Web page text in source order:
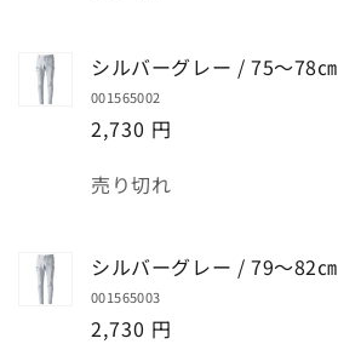
シルバーグレー / 75～78㎝
001565002
2,730 円
数
売り切れ
シルバーグレー / 79～82㎝
001565003
2,730 円